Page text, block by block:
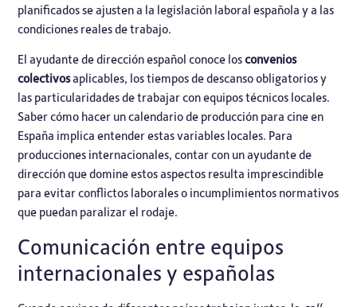
planificados se ajusten a la legislación laboral española y a las
condiciones reales de trabajo.
El ayudante de dirección español conoce losconvenios
colectivosaplicables, los tiempos de descanso obligatorios y
las particularidades de trabajar con equipos técnicos locales.
Saber cómo hacer un calendario de producción para cine en
España implica entender estas variables locales. Para
producciones internacionales, contar con un ayudante de
dirección que domine estos aspectos resulta imprescindible
para evitar conflictos laborales o incumplimientos normativos
que puedan paralizar el rodaje.
Comunicación entre equipos
internacionales y españolas